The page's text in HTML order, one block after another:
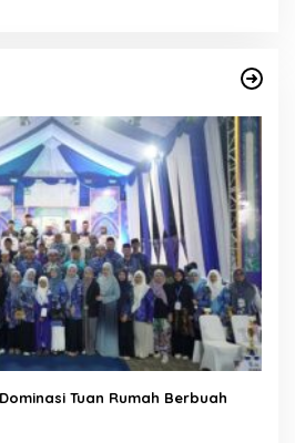
Tuan Rumah Berbuah